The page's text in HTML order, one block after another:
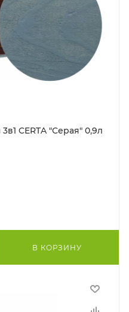
CERTA "Серая" 0,9л
В КОРЗИНУ